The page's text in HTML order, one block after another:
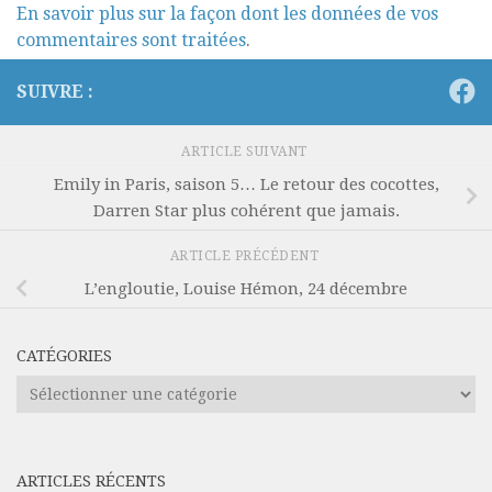
En savoir plus sur la façon dont les données de vos
commentaires sont traitées.
SUIVRE :
ARTICLE SUIVANT
Emily in Paris, saison 5… Le retour des cocottes,
Darren Star plus cohérent que jamais.
ARTICLE PRÉCÉDENT
L’engloutie, Louise Hémon, 24 décembre
CATÉGORIES
Catégories
ARTICLES RÉCENTS